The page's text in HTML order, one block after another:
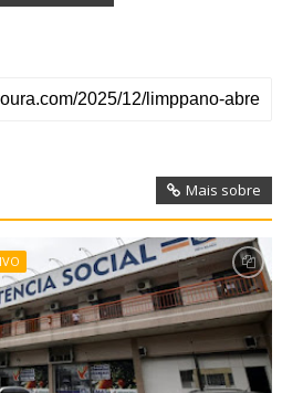
Mais sobre